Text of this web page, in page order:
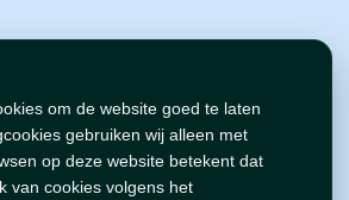
om de website goed te laten
gebruiken wij alleen met
op deze website betekent dat
van cookies volgens het